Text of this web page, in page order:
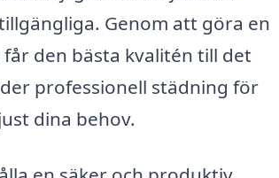
Genom att göra en
den bästa kvalitén till det
professionell städning för
dina behov.